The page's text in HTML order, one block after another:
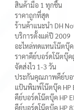
สินค้ามือ 1 ทุกชิ้น
ราคาถูกที่สุด
ร้านค้าแนะนำ DH
บริการตั้งแต่ปี 2009
อะไหล่ทดแทนโน๊ตบุ๊ค
ราคาคีย์บอร์ดโน๊ตบุ๊ค
จัดส่งไว 1-3 วัน
ประกันคุณภาพคีย์บอ
แป้นพิมพ์โน๊ตบุ๊ค HP
คีย์บอร์ดโน๊ตบุ๊ค HP
คีย์บอร์ดโน๊ตบุ๊ค HP